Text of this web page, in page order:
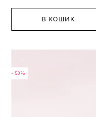
В КОШИК
- 50%